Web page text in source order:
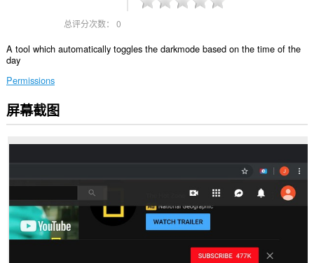
总评分次数： 0
A tool which automatically toggles the darkmode based on the time of the
day
Permissions
此
扩
可
在
某
些
网
站
屏幕截图